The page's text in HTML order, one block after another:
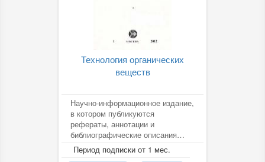
Технология органических
веществ
Научно-информационное издание,
в котором публикуются
рефераты, аннотации и
библиографические описания
отечественных и зарубежных
публикаций в данной...
Период подписки от 1 мес.